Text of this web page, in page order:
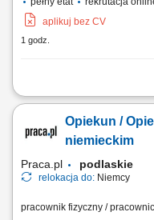
aplikuj bez CV
1 godz.
Zakres obowiązków
załadunek na transport.
ciężkich materiałów w
Opiekun /
niemieckim
Praca.pl podlaskie
relokacja do: Niemcy
pracownik fizyczny /